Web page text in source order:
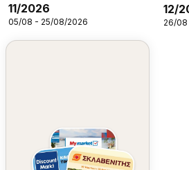
11/2026
05/08 - 25/08/2026
12/
26/08